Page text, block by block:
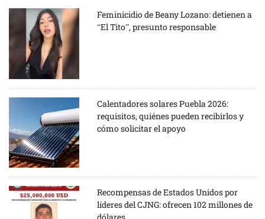
Feminicidio de Beany Lozano: detienen a
“El Tito”, presunto responsable
Calentadores solares Puebla 2026:
requisitos, quiénes pueden recibirlos y
cómo solicitar el apoyo
Recompensas de Estados Unidos por
líderes del CJNG: ofrecen 102 millones de